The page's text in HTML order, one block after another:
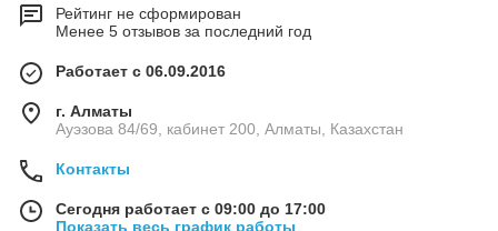
Рейтинг не сформирован
Менее 5 отзывов за последний год
Работает с 06.09.2016
г. Алматы
Ауэзова 84/69, кабинет 200, Алматы, Казахстан
Контакты
Сегодня работает с 09:00 до 17:00
Показать весь график работы